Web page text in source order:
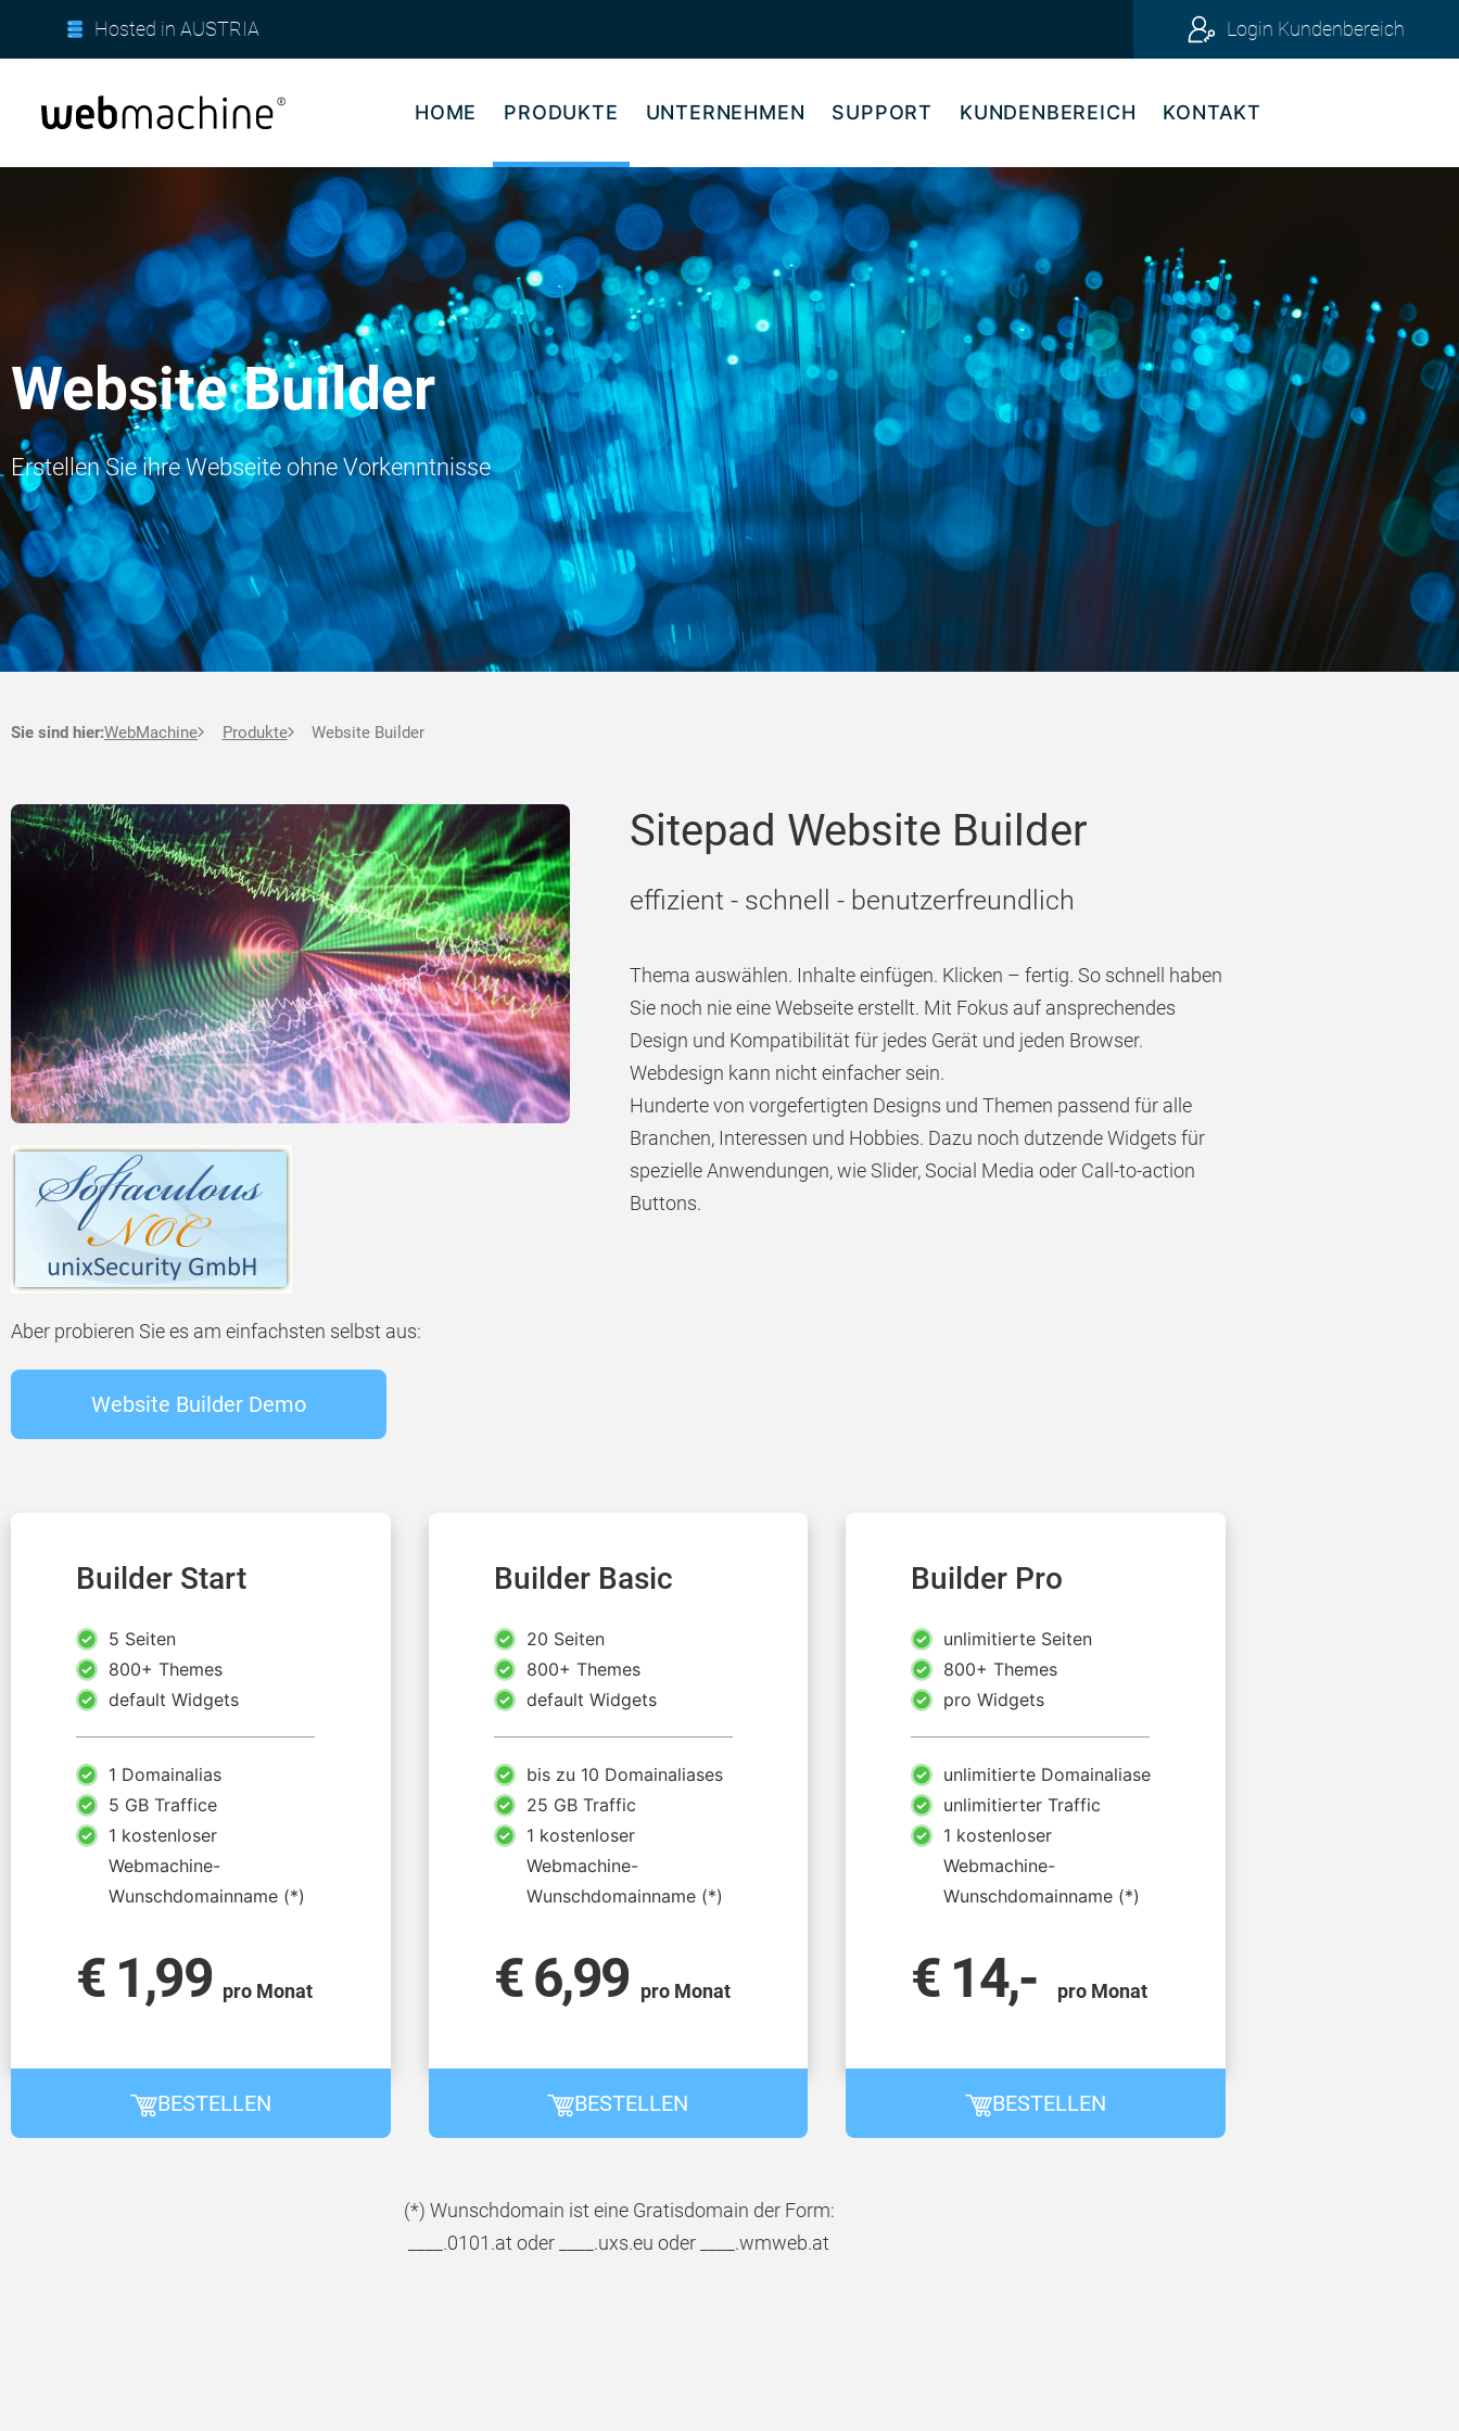
Hosted in AUSTRIA Login Kundenbereich
HOME PRODUKTE UNTERNEHMEN SUPPORT KUNDENBEREICH KONTAKT
Website Builder
Erstellen Sie ihre Webseite ohne Vorkenntnisse
Sie sind hier:WebMachine Produkte Website Builder
Sitepad Website Builder
effizient - schnell - benutzerfreundlich
Thema auswählen. Inhalte einfügen. Klicken – fertig. So schnell haben
Sie noch nie eine Webseite erstellt. Mit Fokus auf ansprechendes
Design und Kompatibilität für jedes Gerät und jeden Browser.
Webdesign kann nicht einfacher sein.
Hunderte von vorgefertigten Designs und Themen passend für alle
Branchen, Interessen und Hobbies. Dazu noch dutzende Widgets für
spezielle Anwendungen, wie Slider, Social Media oder Call-to-action
Buttons.
Aber probieren Sie es am einfachsten selbst aus:
Website Builder Demo
Builder Start
5 Seiten
800+ Themes
default Widgets
1 Domainalias
5 GB Traffice
1 kostenloser
Webmachine-
Wunschdomainname (*)
€ 1,99 pro Monat
BESTELLEN
Builder Basic
20 Seiten
800+ Themes
default Widgets
bis zu 10 Domainaliases
25 GB Traffic
1 kostenloser
Webmachine-
Wunschdomainname (*)
€ 6,99 pro Monat
BESTELLEN
Builder Pro
unlimitierte Seiten
800+ Themes
pro Widgets
unlimitierte Domainaliase
unlimitierter Traffic
1 kostenloser
Webmachine-
Wunschdomainname (*)
€ 14,- pro Monat
BESTELLEN
(*) Wunschdomain ist eine Gratisdomain der Form:
____.0101.at oder ____.uxs.eu oder ____.wmweb.at